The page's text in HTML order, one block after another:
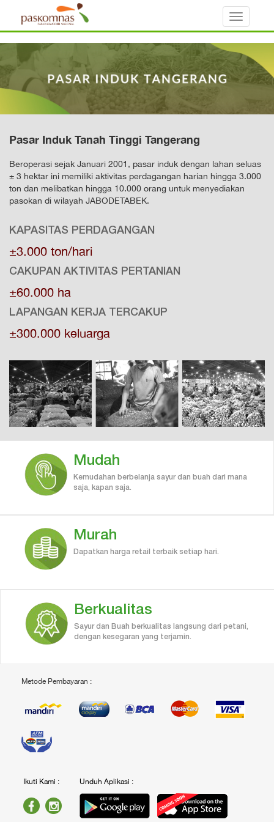
Toggle
Pasar Induk Tanah Tinggi Tangerang
Beroperasi sejak Januari 2001, pasar induk dengan lahan seluas
± 3 hektar ini memiliki aktivitas perdagangan harian hingga 3.000
ton dan melibatkan hingga 10.000 orang untuk menyediakan
pasokan di wilayah JABODETABEK.
KAPASITAS PERDAGANGAN
±3.000 ton/hari
CAKUPAN AKTIVITAS PERTANIAN
±60.000 ha
LAPANGAN KERJA TERCAKUP
±300.000 keluarga
Mudah
Kemudahan berbelanja sayur dan buah dari mana
saja, kapan saja.
Murah
Dapatkan harga retail terbaik setiap hari.
Berkualitas
Sayur dan Buah berkualitas langsung dari petani,
dengan kesegaran yang terjamin.
Metode Pembayaran :
Ikuti Kami : Unduh Aplikasi :